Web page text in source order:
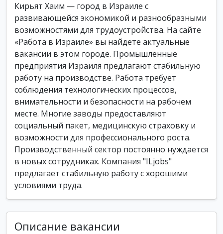
Кирьят Хаим — город в Израиле с
развивающейся экономикой и разнообразными
возможностями для трудоустройства. На сайте
«Работа в Израиле» вы найдете актуальные
вакансии в этом городе. Промышленные
предприятия Израиля предлагают стабильную
работу на производстве. Работа требует
соблюдения технологических процессов,
внимательности и безопасности на рабочем
месте. Многие заводы предоставляют
социальный пакет, медицинскую страховку и
возможности для профессионального роста.
Производственный сектор постоянно нуждается
в новых сотрудниках. Компания "ILjobs"
предлагает стабильную работу с хорошими
условиями труда.
Описание вакансии